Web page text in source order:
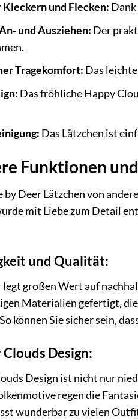
Kleckern und Flecken:
und Ausziehen: Der
Tragekomfort: Das
Das fröhliche Happy
Das Lätzchen ist
Funktionen
by Deer Lätzchen von
mit Liebe zum Detail
und Qualität:
legt großen Wert auf
Materialien gefertigt,
können Sie sicher sein,
Clouds Design:
Design ist nicht nur
regen die
wunderbar zu vielen